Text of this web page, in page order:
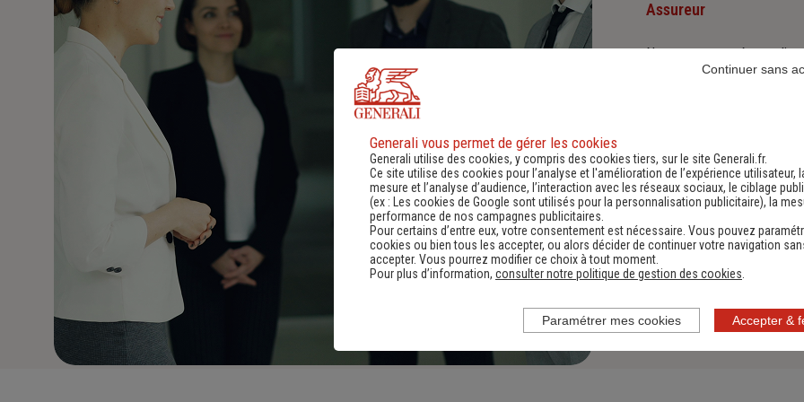
Assureur
Nous proposons à nos
et environnementaux.
Nous sommes convaincus
positives : cette vision est
Diversité, Equité,
Nous faisons de la
Generali vous permet de gérer les cookies
Generali utilise des cookies, y compris des cookies tiers, sur le site Generali.fr.
Ce site utilise des cookies pour l’analyse et l'amélioration de l’expérience utilisateur,
mesure et l’analyse d’audience, l’interaction avec les réseaux sociaux, le ciblage
(ex : Les cookies de Google sont utilisés pour la personnalisation publicitaire), la
performance de nos campagnes publicitaires.
Pour certains d’entre eux, votre consentement est nécessaire. Vous pouvez
cookies ou bien tous les accepter, ou alors décider de continuer votre navigation
accepter. Vous pourrez modifier ce choix à tout moment.
Pour plus d’information, consulter notre politique de gestion des cookies.
Accepter &
Continuer sans
Paramétrer mes cookies